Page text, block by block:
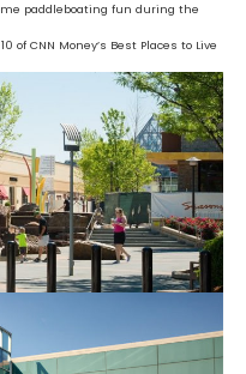
paddleboating fun during the
CNN Money’s Best Places to Live